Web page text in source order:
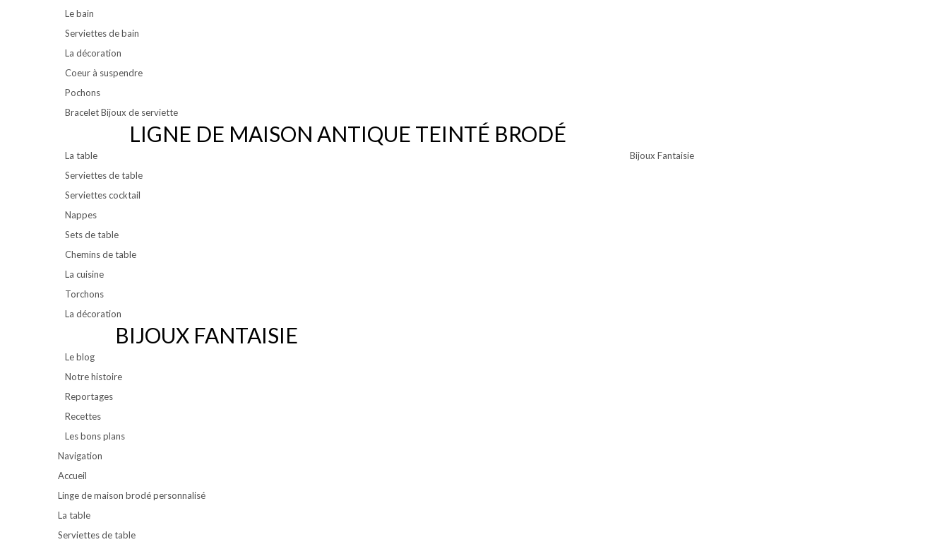
Le bain
Serviettes de bain
La décoration
Coeur à suspendre
Pochons
Bracelet Bijoux de serviette
LIGNE DE MAISON ANTIQUE TEINTÉ BRODÉ
La table
Serviettes de table
Serviettes cocktail
Nappes
Sets de table
Chemins de table
La cuisine
Torchons
La décoration
Bijoux Fantaisie
BIJOUX FANTAISIE
Le blog
Notre histoire
Reportages
Recettes
Les bons plans
Navigation
Accueil
Linge de maison brodé personnalisé
La table
Serviettes de table